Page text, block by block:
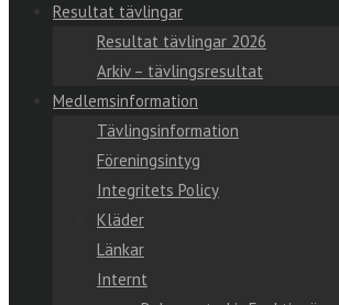
Resultat tävlingar
Resultat tävlingar 2026
Arkiv – tävlingsresultat
Medlemsinformation
Tävlingsinformation
Föreningsintyg
Integritets Policy
Kläder
Länkar
Internt